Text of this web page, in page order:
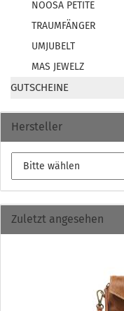
NOOSA PETITE
TRAUMFÄNGER
UMJUBELT
MAS JEWELZ
GUTSCHEINE
Hersteller
Zuletzt angesehen